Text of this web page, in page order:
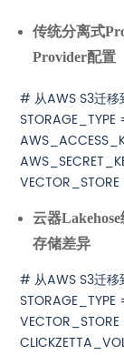
传统分离式
Provider配置
# 从AWS S3迁移
STORAGE_TYPE
云器
存储差异
# 从AWS S3迁移
VECTOR_STORE